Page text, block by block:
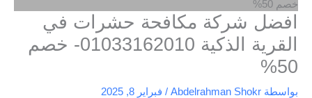
خصم 50%
افضل شركة مكافحة حشرات في
القرية الذكية 01033162010- خصم
50%
بواسطة Abdelrahman Shokr
/ فبراير 8, 2025